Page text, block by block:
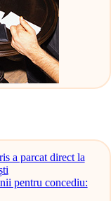
a parcat direct la
pentru concediu: